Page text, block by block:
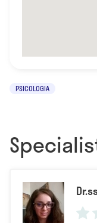
PSICOLOGIA